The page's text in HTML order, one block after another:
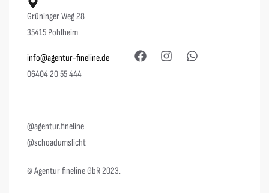
Grüninger Weg 28
35415 Pohlheim
info@agentur-fineline.de
06404 20 55 444
@agentur.fineline
@schoadumslicht
© Agentur fineline GbR 2023.